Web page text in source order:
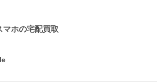
マホの宅配買取